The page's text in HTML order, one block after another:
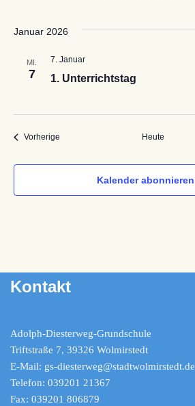
Januar 2026
MI.
7 1. Unterrichtstag
7. Januar
VorherigeVeranstaltungen Heute
Kalender abonnieren
Kontakt
Adolph-Diesterweg-Grundschule
Triftstraße 7, 39326 Wolmirstedt
E-Mail: gs-diesterweg@stadtwolmirstedt.de
Telefon: 039201 21367
Fax: 039201 806879